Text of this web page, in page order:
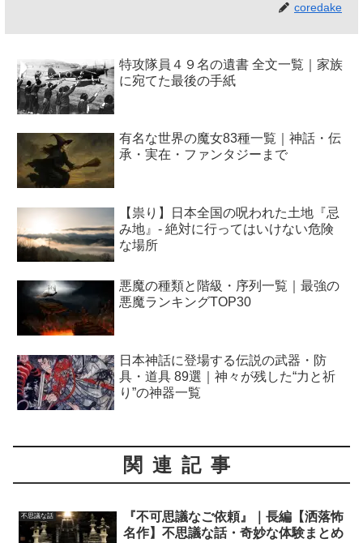
coredake
特攻隊員４９名の遺書 全文一覧｜家族
に宛てた最後の手紙
有名な世界の魔女83種一覧｜神話・伝
承・実在・ファンタジーまで
【祟り】日本全国の呪われた土地『忌
み地』- 絶対に行ってはいけない危険
な場所
悪魔の種類と階級・序列一覧｜最強の
悪魔ランキングTOP30
日本神話に登場する伝説の武器・防
具・道具 89選｜神々が残した“力と祈
り”の神器一覧
関連記事
不思議な話
『不可思議なご依頼』｜長編【洒落怖
名作】不思議な話・奇妙な体験まとめ